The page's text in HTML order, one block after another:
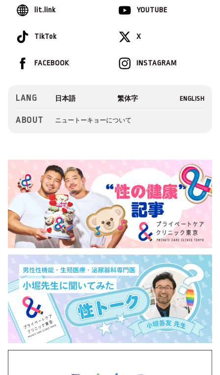
lit.link YOUTUBE
TikTok X
INSTAGRAM
FACEBOOK
LANG
ABOUT ニュートーキョーについて